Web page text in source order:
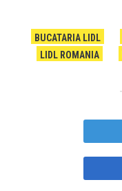
BUCATARIA LIDL
LIDL ROMANIA